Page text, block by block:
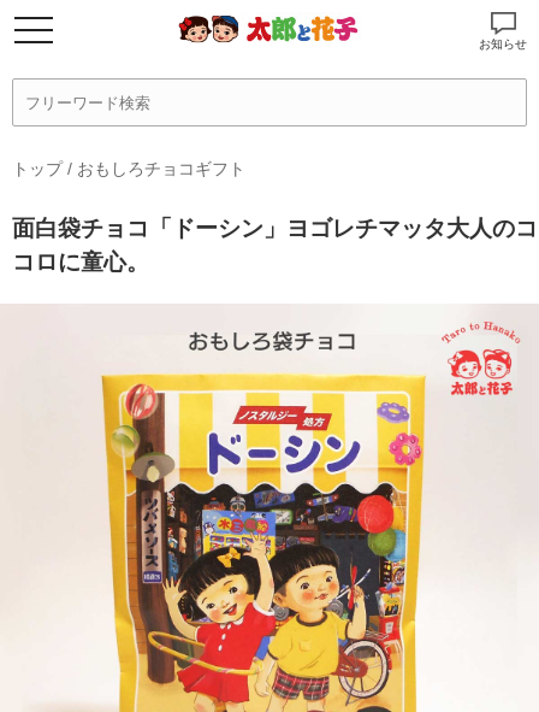
お知らせ
トップ/ おもしろチョコギフト
面白袋チョコ「ドーシン」ヨゴレチマッタ大人のコ
コロに童心。